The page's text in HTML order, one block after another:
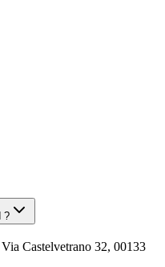
?
Castelvetrano 32, 00133